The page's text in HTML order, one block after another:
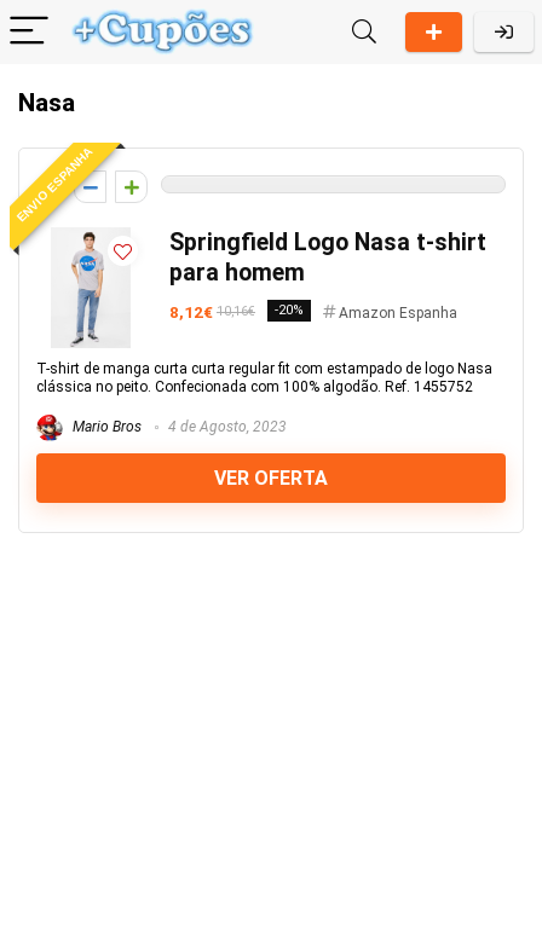
Nasa
ENVIO ESPANHA
0
Springfield Logo Nasa t-shirt
para homem
8,12€ 10,16€ -20% Amazon Espanha
T-shirt de manga curta curta regular fit com estampado de logo Nasa
clássica no peito. Confecionada com 100% algodão. Ref. 1455752
Mario Bros 4 de Agosto, 2023
VER OFERTA